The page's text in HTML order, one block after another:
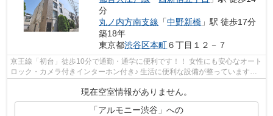
分
丸ノ内方南支線 「中野新橋 」駅 徒歩17分
築18年
東京都渋谷区本町６丁目１２－７
京王線「初台」徒歩10分で通勤・通学に便利です！！ 女性にも安心なオート
ロック・カメラ付きインターホン付き♪ 生活に便利な設備が整っています。
詳細はお気軽にお問い合わせくださ...
現在空室情報がありません。
「アルモニー渋谷」への